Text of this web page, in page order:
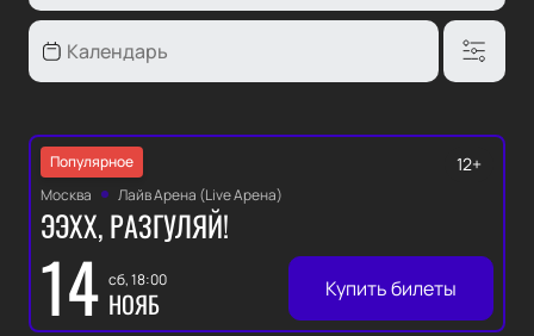
Популярное
Москва
Лайв Арена (Live Арена)
ЭЭХХ, РАЗГУЛЯЙ!
14 сб, 18:00
НОЯБ
12+
Купить билеты